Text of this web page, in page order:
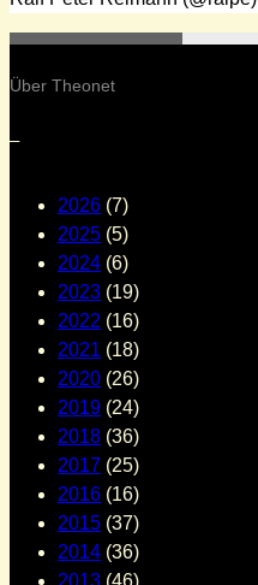
Über Theonet
–
2026 (7)
2025 (5)
2024 (6)
2023 (19)
2022 (16)
2021 (18)
2020 (26)
2019 (24)
2018 (36)
2017 (25)
2016 (16)
2015 (37)
2014 (36)